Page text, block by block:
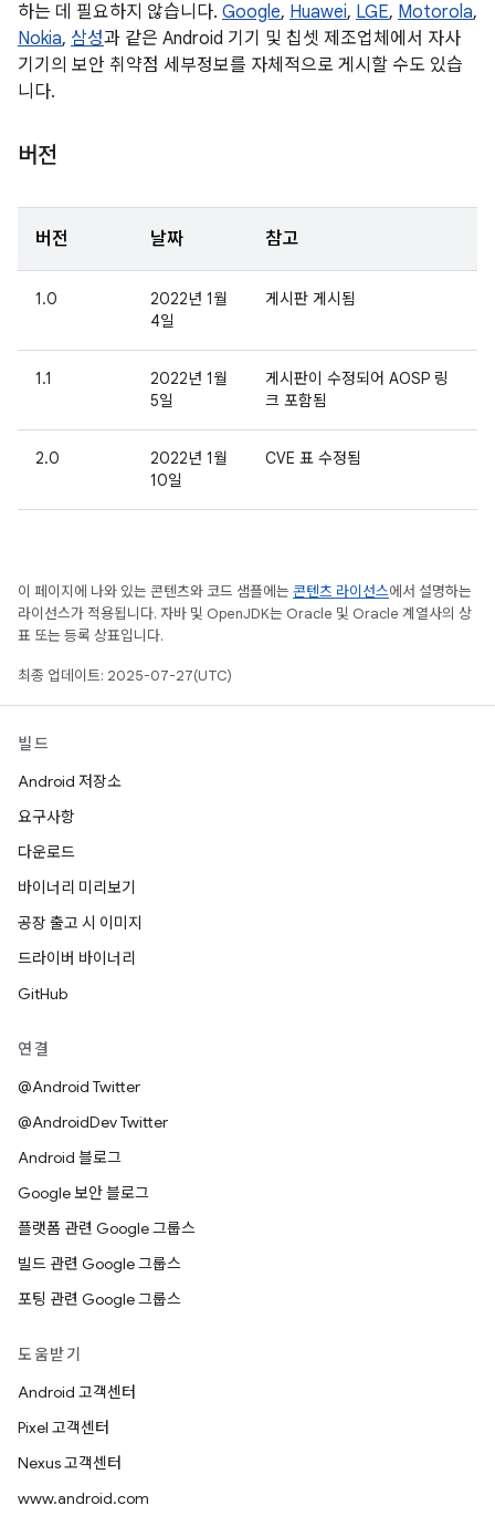
하는 데 필요하지 않습니다. Google, Huawei, LGE, Motorola,
Nokia, 삼성과 같은 Android 기기 및 칩셋 제조업체에서 자사
기기의 보안 취약점 세부정보를 자체적으로 게시할 수도 있습
니다.
버전
버전 날짜 참고
1.0
2022년 1월
4일
게시판 게시됨
1.1
2022년 1월
5일
게시판이 수정되어 AOSP 링
크 포함됨
2.0
2022년 1월
10일
CVE 표 수정됨
이 페이지에 나와 있는 콘텐츠와 코드 샘플에는 콘텐츠 라이선스에서 설명하는
라이선스가 적용됩니다. 자바 및 OpenJDK는 Oracle 및 Oracle 계열사의 상
표 또는 등록 상표입니다.
최종 업데이트: 2025-07-27(UTC)
빌드
Android 저장소
요구사항
다운로드
바이너리 미리보기
공장 출고 시 이미지
드라이버 바이너리
GitHub
연결
@Android Twitter
@AndroidDev Twitter
Android 블로그
Google 보안 블로그
플랫폼 관련 Google 그룹스
빌드 관련 Google 그룹스
포팅 관련 Google 그룹스
도움받기
Android 고객센터
Pixel 고객센터
Nexus 고객센터
www.android.com